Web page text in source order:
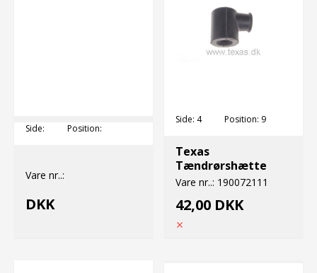
Side: Position:
Vare nr..:
DKK
Side: 4 Position: 9
Texas
Tændrørshætte
Vare nr..: 190072111
42,00 DKK